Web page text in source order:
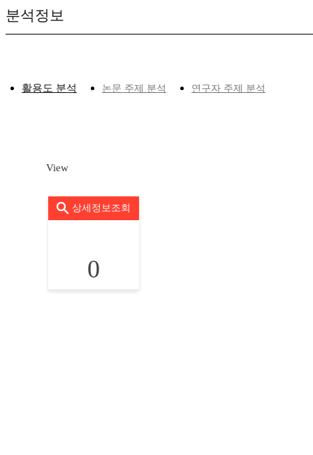
분석정보
활용도 분석 논문 주제 분석 연구자 주제 분석
View
상세정보조회
0